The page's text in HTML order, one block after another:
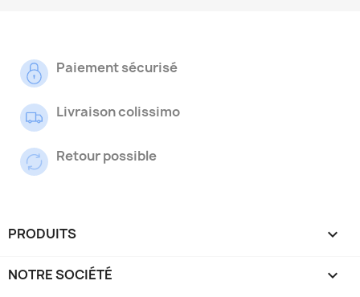
Paiement sécurisé
Livraison colissimo
Retour possible
PRODUITS 
NOTRE SOCIÉTÉ 